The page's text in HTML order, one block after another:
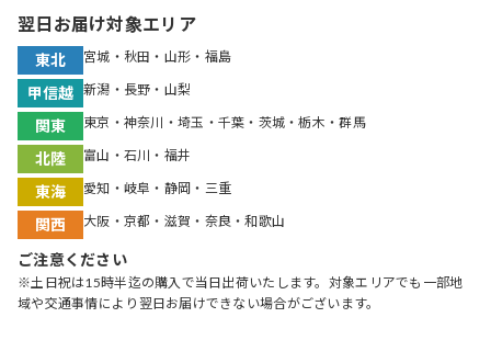
翌日お届け対象エリア
東北 宮城・秋田・山形・福島
甲信越 新潟・長野・山梨
関東 東京・神奈川・埼玉・千葉・茨城・栃木・群馬
北陸 富山・石川・福井
東海 愛知・岐阜・静岡・三重
関西 大阪・京都・滋賀・奈良・和歌山
ご注意ください
※土日祝は15時半迄の購入で当日出荷いたします。対象エリアでも一部地
域や交通事情により翌日お届けできない場合がございます。